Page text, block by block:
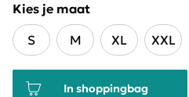
Kies je maat
S
M XL XXL
In shoppingbag